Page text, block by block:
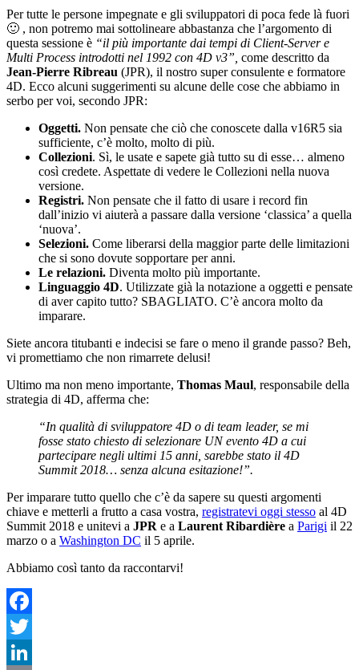
Per tutte le persone impegnate e gli sviluppatori di poca fede là fuori
🙂 , non potremo mai sottolineare abbastanza che l’argomento di
questa sessione è “il più importante dai tempi di Client-Server e
Multi Process introdotti nel 1992 con 4D v3”, come descritto da
Jean-Pierre Ribreau (JPR), il nostro super consulente e formatore
4D. Ecco alcuni suggerimenti su alcune delle cose che abbiamo in
serbo per voi, secondo JPR:
Oggetti. Non pensate che ciò che conoscete dalla v16R5 sia
sufficiente, c’è molto, molto di più.
Collezioni. Sì, le usate e sapete già tutto su di esse… almeno
così credete. Aspettate di vedere le Collezioni nella nuova
versione.
Registri. Non pensate che il fatto di usare i record fin
dall’inizio vi aiuterà a passare dalla versione ‘classica’ a quella
‘nuova’.
Selezioni. Come liberarsi della maggior parte delle limitazioni
che si sono dovute sopportare per anni.
Le relazioni. Diventa molto più importante.
Linguaggio 4D. Utilizzate già la notazione a oggetti e pensate
di aver capito tutto? SBAGLIATO. C’è ancora molto da
imparare.
Siete ancora titubanti e indecisi se fare o meno il grande passo? Beh,
vi promettiamo che non rimarrete delusi!
Ultimo ma non meno importante, Thomas Maul, responsabile della
strategia di 4D, afferma che:
“In qualità di sviluppatore 4D o di team leader, se mi
fosse stato chiesto di selezionare UN evento 4D a cui
partecipare negli ultimi 15 anni, sarebbe stato il 4D
Summit 2018… senza alcuna esitazione!”.
Per imparare tutto quello che c’è da sapere su questi argomenti
chiave e metterli a frutto a casa vostra, registratevi oggi stesso al 4D
Summit 2018 e unitevi a JPR e a Laurent Ribardière a Parigi il 22
marzo o a Washington DC il 5 aprile.
Abbiamo così tanto da raccontarvi!
Facebook
Twitter